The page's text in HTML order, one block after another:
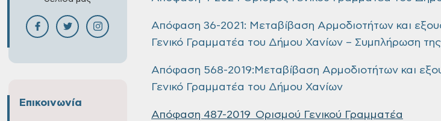
Επικοινωνία
Απόφαση 36-2021: Μεταβίβαση Αρμοδιοτήτων και
Γενικό Γραμματέα του Δήμου Χανίων – Συμπλήρωση
Απόφαση 568-2019:Μεταβίβαση Αρμοδιοτήτων και
Γενικό Γραμματέα του Δήμου Χανίων
Απόφαση 487-2019 Ορισμού Γενικού Γραμματέα